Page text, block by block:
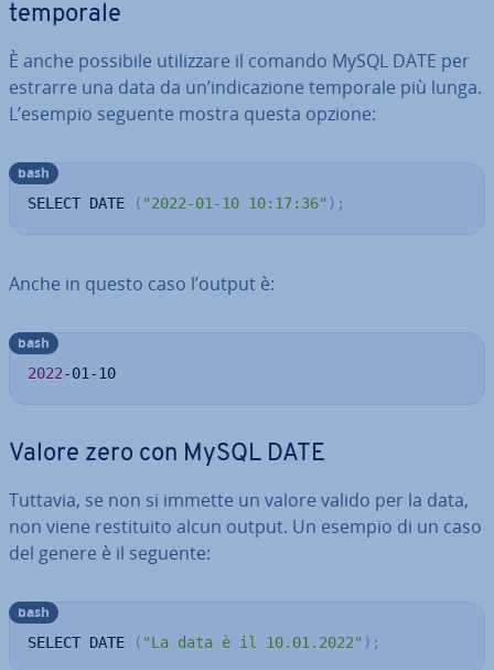
temporale
È anche possibile uti­liz­za­re il comando MySQL DATE per
estrarre una data da un’in­di­ca­zio­ne temporale più lunga.
L’esempio seguente mostra questa opzione:
SELECT DATE ( "2022-01-10 10:17:36" ) ;
bash
Anche in questo caso l’output è:
2022-01-10
bash
Valore zero con MySQL DATE
Tuttavia, se non si immette un valore valido per la data,
non viene re­sti­tui­to alcun output. Un esempio di un caso
del genere è il seguente:
SELECT DATE ( "La data è il 10.01.2022" ) ;
bash